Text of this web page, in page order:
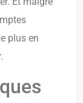
plus en